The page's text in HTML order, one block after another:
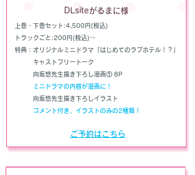
DLsiteがるまに様
上巻・下巻セット:4,500円(税込)
トラックごと:200円(税込)～
​特典：オリジナルミニドラマ「はじめてのラブホテル！？」
キャストフリートーク
​ 向坂悠先生描き下ろし漫画① 8P
ミニドラマの内容が漫画に！
向坂悠先生描き下ろしイラスト
コメント付き、イラストのみの2種類！
ご予約はこちら